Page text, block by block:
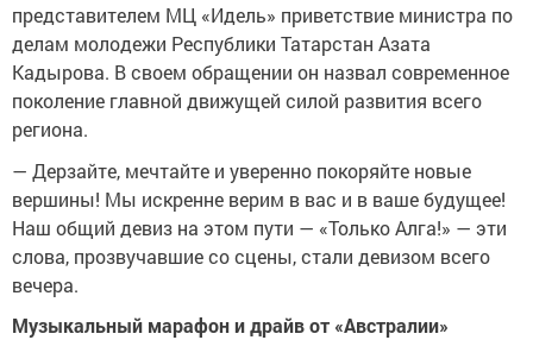
представителем МЦ «Идель» приветствие министра по
делам молодежи Республики Татарстан Азата
Кадырова. В своем обращении он назвал современное
поколение главной движущей силой развития всего
региона.
— Дерзайте, мечтайте и уверенно покоряйте новые
вершины! Мы искренне верим в вас и в ваше будущее!
Наш общий девиз на этом пути — «Только Алга!» — эти
слова, прозвучавшие со сцены, стали девизом всего
вечера.
Музыкальный марафон и драйв от «Австралии»